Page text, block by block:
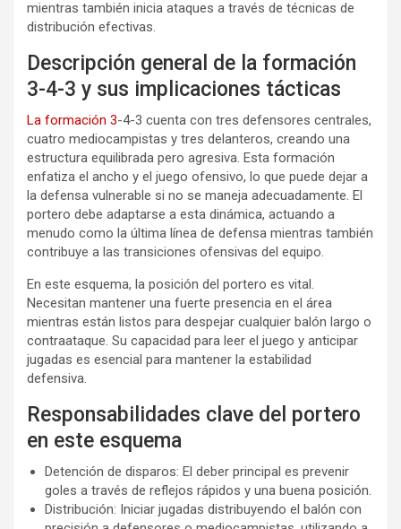
mientras también inicia ataques a través de técnicas de
distribución efectivas.
Descripción general de la formación
3-4-3 y sus implicaciones tácticas
La formación 3-4-3 cuenta con tres defensores centrales,
cuatro mediocampistas y tres delanteros, creando una
estructura equilibrada pero agresiva. Esta formación
enfatiza el ancho y el juego ofensivo, lo que puede dejar a
la defensa vulnerable si no se maneja adecuadamente. El
portero debe adaptarse a esta dinámica, actuando a
menudo como la última línea de defensa mientras también
contribuye a las transiciones ofensivas del equipo.
En este esquema, la posición del portero es vital.
Necesitan mantener una fuerte presencia en el área
mientras están listos para despejar cualquier balón largo o
contraataque. Su capacidad para leer el juego y anticipar
jugadas es esencial para mantener la estabilidad
defensiva.
Responsabilidades clave del portero
en este esquema
Detención de disparos: El deber principal es prevenir
goles a través de reflejos rápidos y una buena posición.
Distribución: Iniciar jugadas distribuyendo el balón con